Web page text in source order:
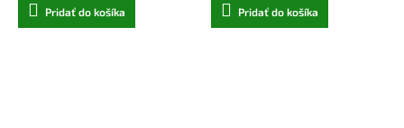
Pridať do košíka Pridať do košíka